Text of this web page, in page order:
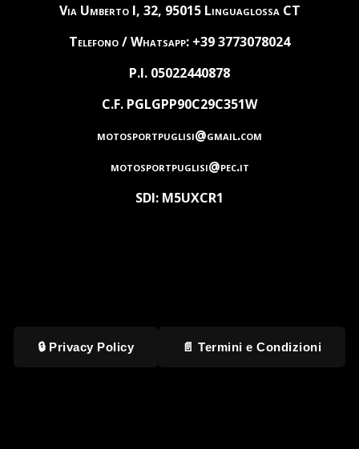
Via Umberto I, 32, 95015 Linguaglossa CT
Telefono / Whatsapp: +39 3773078024
P.I. 05022440878
C.F. PGLGPP90C29C351W
motosportpuglisi@gmail.com
motosportpuglisi@pec.it
SDI: M5UXCR1
🔒 Privacy Policy 📄 Termini e Condizioni